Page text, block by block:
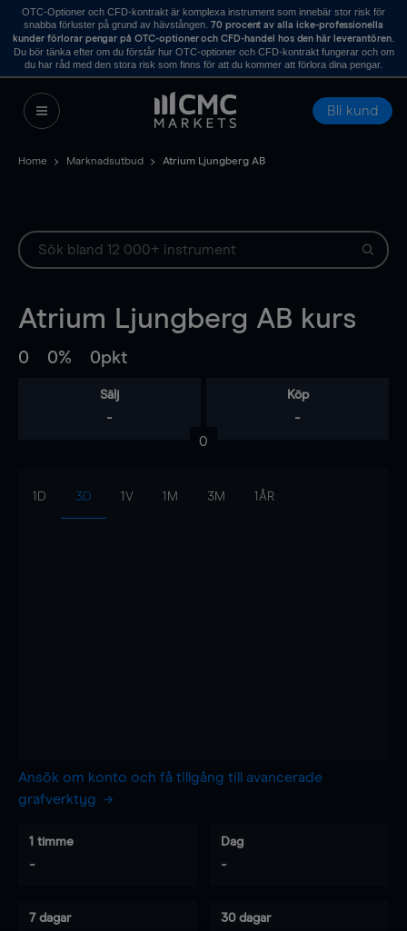
OTC-Optioner och CFD-kontrakt är komplexa instrument som innebär stor risk för
snabba förluster på grund av hävstången. 70 procent av alla icke-professionella
kunder förlorar pengar på OTC-optioner och CFD-handel hos den här leverantören.
Du bör tänka efter om du förstår hur OTC-optioner och CFD-kontrakt fungerar och om
du har råd med den stora risk som finns för att du kommer att förlora dina pengar.
Bli kund
Home Marknadsutbud Atrium Ljungberg AB
Atrium Ljungberg AB kurs
0 0% 0pkt
Sälj
-
Köp
-
0
1D 3D 1V 1M 3M 1ÅR
Ansök om konto och få tillgång till avancerade
grafverktyg
1 timme
-
Dag
-
7 dagar 30 dagar